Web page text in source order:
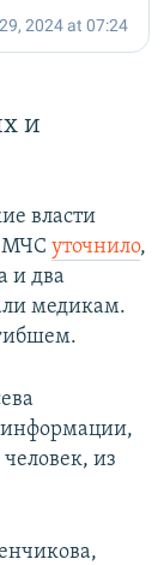
и
власти
МЧС уточнило,
и два
медикам.
информации,
из